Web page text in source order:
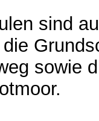
sind
sowie